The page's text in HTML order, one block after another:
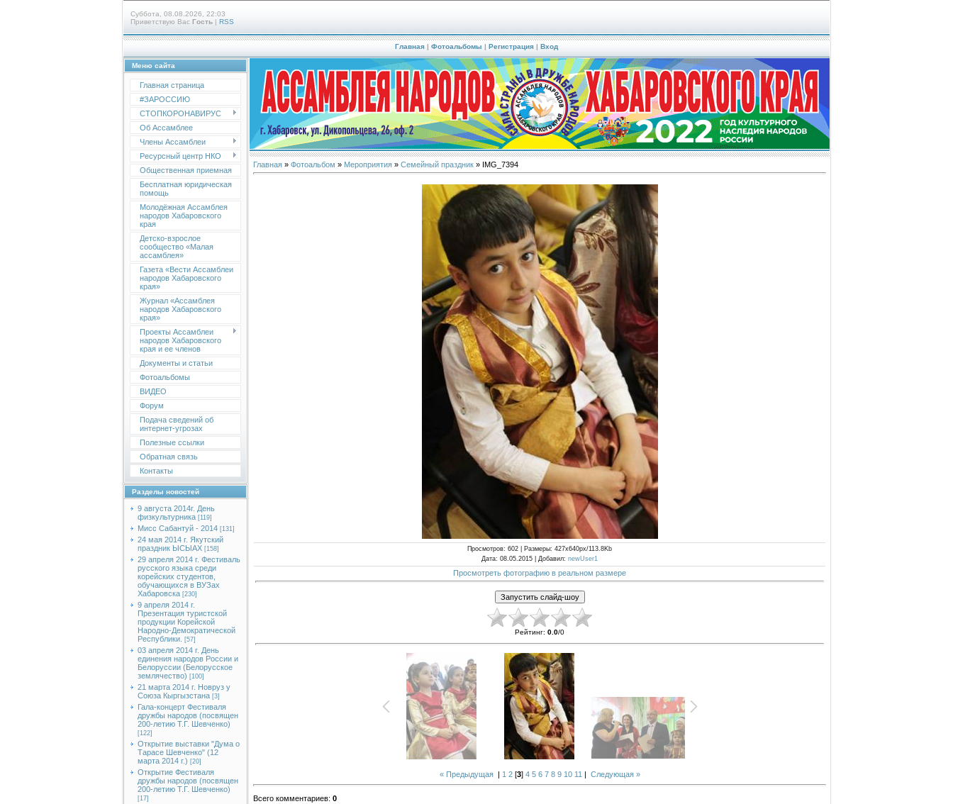
Суббота, 08.08.2026, 22:03
Приветствую Вас Гость | RSS
Главная | Фотоальбомы | Регистрация | Вход
Меню сайта
Главная страница
#ЗАРОССИЮ
СТОПКОРОНАВИРУС
Об Ассамблее
Члены Ассамблеи
Ресурсный центр НКО
Общественная приемная
Бесплатная юридическая
помощь
Молодёжная Ассамблея
народов Хабаровского
края
Детско-взрослое
сообщество «Малая
ассамблея»
Газета «Вести Ассамблеи
народов Хабаровского
края»
Журнал «Ассамблея
народов Хабаровского
края»
Проекты Ассамблеи
народов Хабаровского
края и ее членов
Документы и статьи
Фотоальбомы
ВИДЕО
Форум
Подача сведений об
интернет-угрозах
Полезные ссылки
Обратная связь
Контакты
Разделы новостей
9 августа 2014г. День
физкультурника [119]
Мисс Сабантуй - 2014 [131]
24 мая 2014 г. Якутский
праздник ЫСЫАХ [158]
29 апреля 2014 г. Фестиваль
русского языка среди
корейских студентов,
обучающихся в ВУЗах
Хабаровска [230]
9 апреля 2014 г.
Презентация туристской
продукции Корейской
Народно-Демократической
Республики.
[57]
03 апреля 2014 г. День
единения народов России и
Белоруссии (Белорусское
землячество) [100]
21 марта 2014 г. Новруз у
Союза Кыргызстана [3]
Гала-концерт Фестиваля
дружбы народов (посвящен
200-летию Т.Г. Шевченко)
[122]
Открытие выставки "Дума о
Тарасе Шевченко" (12
марта 2014 г.) [20]
Открытие Фестиваля
дружбы народов (посвящен
200-летию Т.Г. Шевченко)
[17]
Главная » Фотоальбом » Мероприятия » Семейный праздник » IMG_7394
Просмотров: 602 | Размеры: 427x640px/113.8Kb
Дата: 08.05.2015 | Добавил: newUser1
Просмотреть фотографию в реальном размере
Рейтинг: 0.0/0
« Предыдущая| 1 2[3] 4 5 6 7 8 9 10 11 | Следующая »
Всего комментариев: 0